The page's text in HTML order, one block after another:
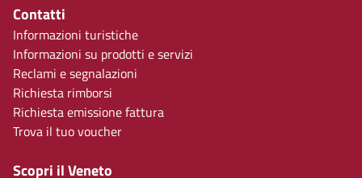
Contatti
Informazioni turistiche
Informazioni su prodotti e servizi
Reclami e segnalazioni
Richiesta rimborsi
Richiesta emissione fattura
Trova il tuo voucher
Scopri il Veneto